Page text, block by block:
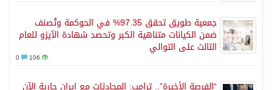
جمعية طويق تحقق 97.35% في الحوكمة وتُصنف
ضمن الكيانات متناهية الكبر وتحصد شهادة الآيزو للعام
الثالث على التوالي
106
“الفرصة الأخيرة”.. ترامب: المحادثات مع إيران جارية الآن